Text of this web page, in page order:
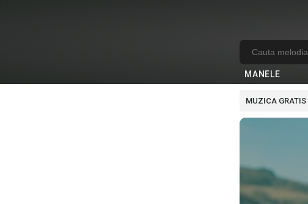
MANELE
MUZICA GRATIS